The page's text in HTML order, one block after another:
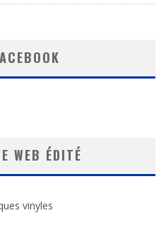
WEB ÉDITÉ
vinyles